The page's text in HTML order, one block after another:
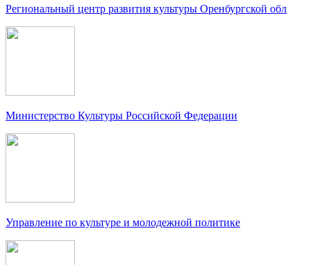
Региональный центр развития культуры Оренбургской обл
Министерство Культуры Российской Федерации
Управление по культуре и молодежной политике